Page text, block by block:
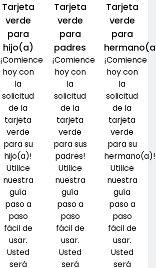
Tarjeta
verde
para
hijo(a)
¡Comience
hoy con
la
solicitud
de la
tarjeta
verde
para su
hijo(a)!
Utilice
nuestra
guía
paso a
paso
fácil de
usar.
Usted
será
Tarjeta
verde
para
padres
¡Comience
hoy con
la
solicitud
de la
tarjeta
verde
para sus
padres!
Utilice
nuestra
guía
paso a
paso
fácil de
usar.
Usted
será
Tarjeta
verde
para
¡Comience
hoy con
la
solicitud
de la
tarjeta
verde
para su
hermano(a)!
Utilice
nuestra
guía
paso a
paso
fácil de
usar.
Usted
será